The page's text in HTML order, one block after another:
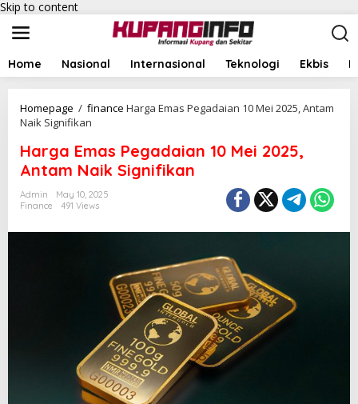
Skip to content
Home Nasional Internasional Teknologi Ekbis
Homepage / finance Harga Emas Pegadaian 10 Mei 2025, Antam
Naik Signifikan
Harga Emas Pegadaian 10 Mei 2025,
Antam Naik Signifikan
Admin
May 10, 2025
Finance
491 Views